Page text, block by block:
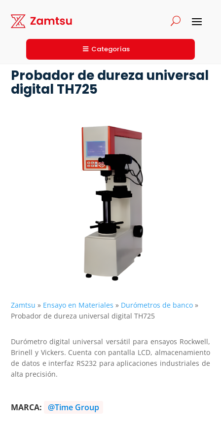
Categorías
Zamtsu » Ensayo en Materiales » Durómetros de banco »
Probador de dureza universal digital TH725
Probador de dureza universal
digital TH725
Durómetro digital universal versátil para ensayos Rockwell,
Brinell y Vickers. Cuenta con pantalla LCD, almacenamiento
de datos e interfaz RS232 para aplicaciones industriales de
alta precisión.
MARCA: @Time Group